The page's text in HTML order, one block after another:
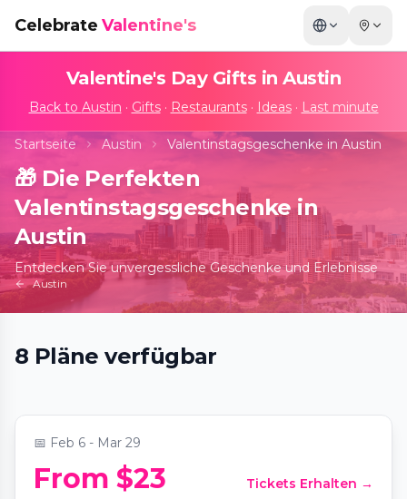
Celebrate Valentine's
Valentine's Day Gifts inAustin
Back to Austin · Gifts· Restaurants· Ideas· Last minute
Startseite Austin Valentinstagsgeschenke in Austin
🎁 Die Perfekten
Valentinstagsgeschenke in
Austin
Entdecken Sie unvergessliche Geschenke und Erlebnisse
Austin
8 Pläne verfügbar
Egypt
📅 Feb 6 - Mar 29
From $23 Tickets Erhalten →
The Jazz Room: A Journey to the Heart of
New Orleans